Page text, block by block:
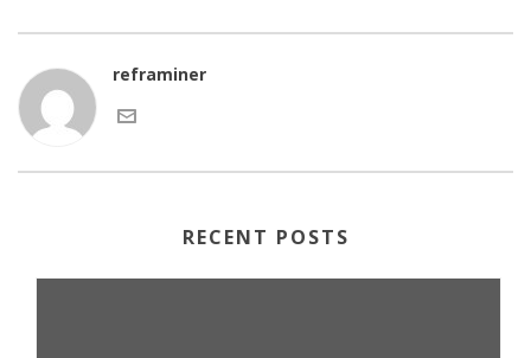
reframiner
RECENT POSTS